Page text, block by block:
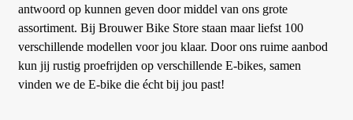
antwoord op kunnen geven door middel van ons grote
assortiment. Bij Brouwer Bike Store staan maar liefst 100
verschillende modellen voor jou klaar. Door ons ruime aanbod
kun jij rustig proefrijden op verschillende E-bikes, samen
vinden we de E-bike die écht bij jou past!